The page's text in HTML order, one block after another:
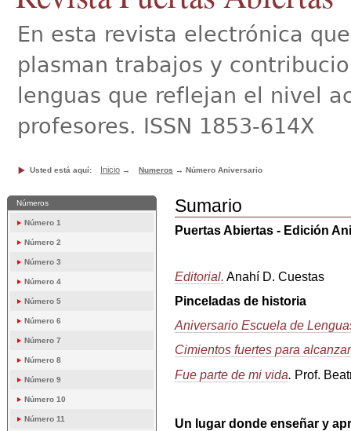
En esta revista electrónica
plasman trabajos y
lenguas que reflejan el nivel
profesores. ISSN 1853-614X
Usted está aquí: Inicio → Numeros → Número Aniversario
Números
Número 1
Número 2
Número 3
Número 4
Número 5
Número 6
Número 7
Número 8
Número 9
Número 10
Número 11
Sumario
Puertas Abiertas - Edición
Editorial. Anahí D. Cuestas
Pinceladas de historia
Aniversario Escuela de
Cimientos fuertes para
Fue parte de mi vida Prof.
Un lugar donde enseñar y